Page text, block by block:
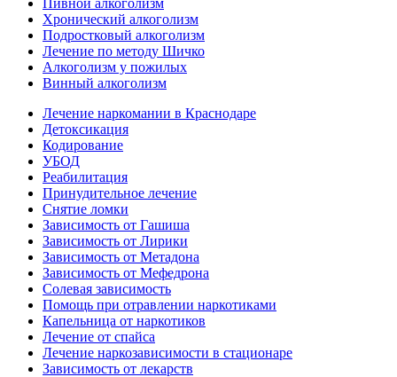
Хронический алкоголизм
Подростковый алкоголизм
Лечение по методу Шичко
Алкоголизм у пожилых
Винный алкоголизм
Лечение наркомании в Краснодаре
Детоксикация
Кодирование
УБОД
Реабилитация
Принудительное лечение
Снятие ломки
Зависимость от Гашиша
Зависимость от Лирики
Зависимость от Метадона
Зависимость от Мефедрона
Солевая зависимость
Помощь при отравлении наркотиками
Капельница от наркотиков
Лечение от спайса
Лечение наркозависимости в стационаре
Зависимость от лекарств